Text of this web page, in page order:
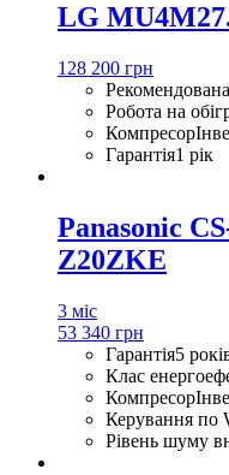
LG
128 200 грн
Робота на
Компресор
Гарантія1 рік
Panasonic
Z20ZKE
3 міс
53 340 грн
Гарантія5
Клас
Компресор
Керування по
Рівень шуму